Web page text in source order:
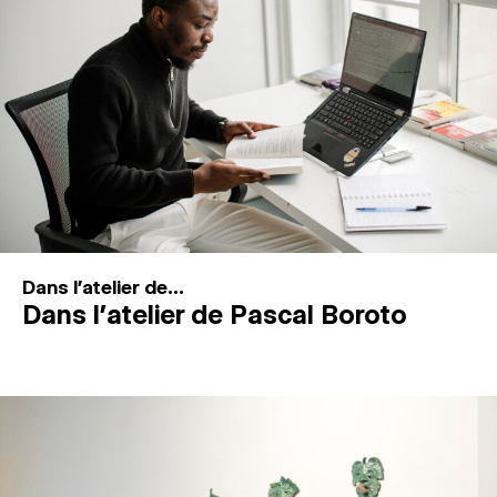
ESPACES DE PRATIQUE ARTISTIQUE ↓
Recherche
Connexion
↓
Dans l'atelier de...
Dans l’atelier de Pascal Boroto